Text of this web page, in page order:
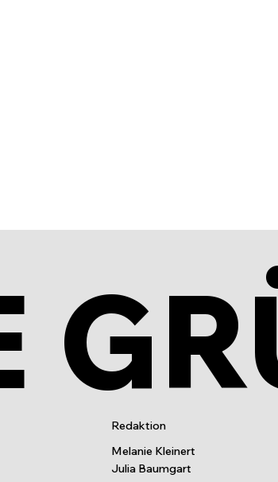
Redaktion
Melanie Kleinert
Julia Baumgart